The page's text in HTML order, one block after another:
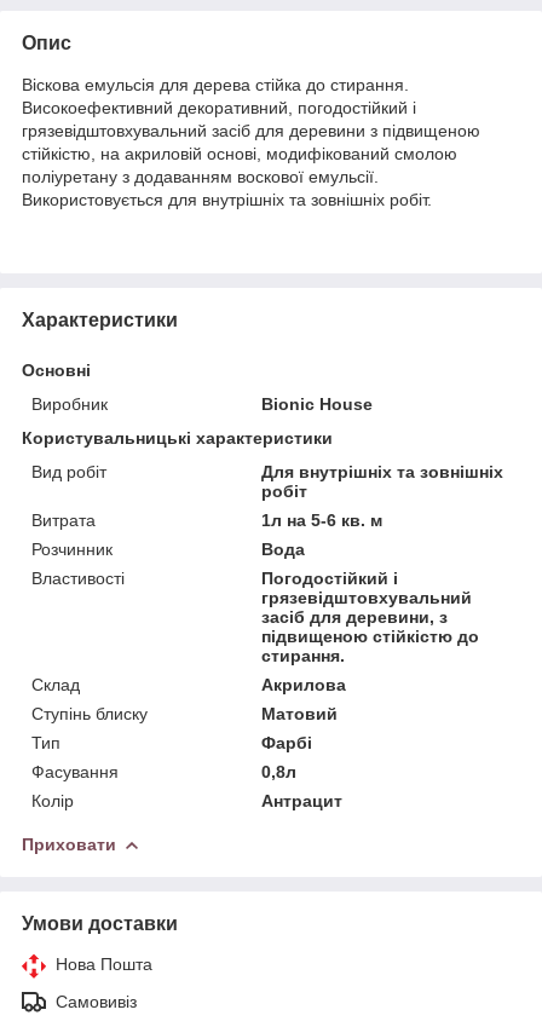
Опис
Віскова емульсія для дерева стійка до стирання.
Високоефективний декоративний, погодостійкий і
грязевідштовхувальний засіб для деревини з підвищеною
стійкістю, на акриловій основі, модифікований смолою
поліуретану з додаванням воскової емульсії.
Використовується для внутрішніх та зовнішніх робіт.
Характеристики
Основні
Виробник
Bionic House
Користувальницькі характеристики
Вид робіт
Для внутрішніх та зовнішніх
робіт
Витрата
1л на 5-6 кв. м
Розчинник
Вода
Властивості
Погодостійкий і
грязевідштовхувальний
засіб для деревини, з
підвищеною стійкістю до
стирання.
Склад
Акрилова
Ступінь блиску
Матовий
Тип
Фарбі
Фасування
0,8л
Колір
Антрацит
Приховати
Умови доставки
Нова Пошта
Самовивіз